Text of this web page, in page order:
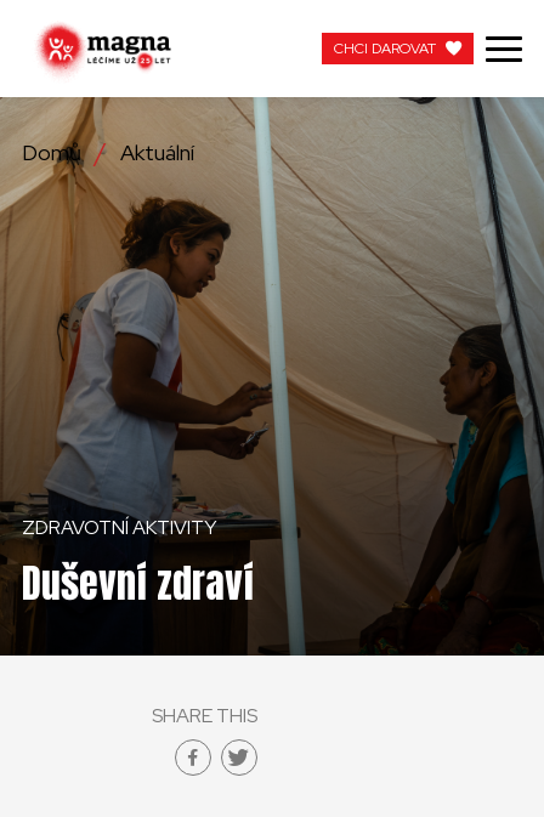
CHCI DAROVAT
NAŠE PRÁCE
AKTUÁLNÍ
ZAPOJTE SE
PRACUJTE S NÁMI
KONTAKTUJTE NÁS
ČESKÁ REPUBLIKA
GLOBAL
ČESKÁ REPUBLIKA
CHCI DAROVAT
Domů Aktuální
ZDRAVOTNÍ AKTIVITY
Duševní zdraví
SHARE THIS